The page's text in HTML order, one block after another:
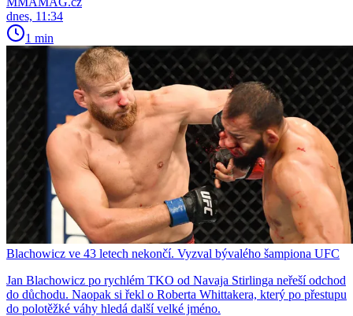
dnes, 11:34
1 min
Blachowicz ve 43 letech nekončí. Vyzval bývalého šampiona UFC
Jan Blachowicz po rychlém TKO od Navaja Stirlinga neřeší odchod
do důchodu. Naopak si řekl o Roberta Whittakera, který po přestupu
do polotěžké váhy hledá další velké jméno.